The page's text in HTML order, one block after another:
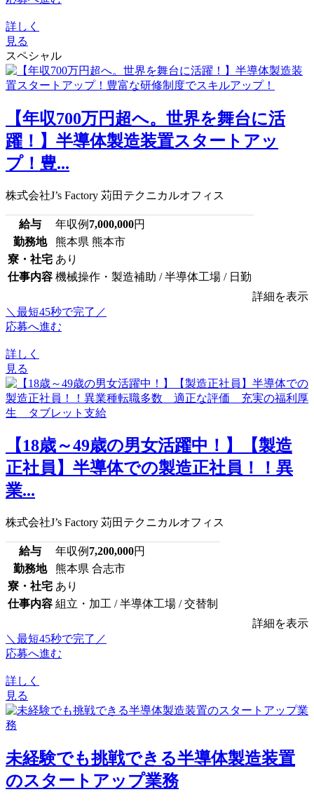
詳しく
見る
スペシャル
【年収700万円超へ。世界を舞台に活
躍！】半導体製造装置スタートアッ
プ！豊...
株式会社J’s Factory 苅田テクニカルオフィス
給与 年収例 7,000,000円
勤務地
熊本県 熊本市
寮・社宅 あり
仕事内容 機械操作・製造補助 / 半導体工場 / 日勤
詳細を表示
＼最短45秒で完了／
応募へ進む
詳しく
見る
【18歳～49歳の男女活躍中！】【製造
正社員】半導体での製造正社員！！異
業...
株式会社J’s Factory 苅田テクニカルオフィス
給与 年収例 7,200,000円
勤務地
熊本県 合志市
寮・社宅 あり
仕事内容 組立・加工 / 半導体工場 / 交替制
詳細を表示
＼最短45秒で完了／
応募へ進む
詳しく
見る
未経験でも挑戦できる半導体製造装置
のスタートアップ業務